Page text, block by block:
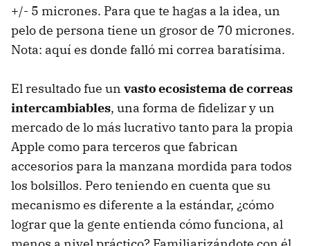
+/- 5 micrones. Para que te hagas a la idea, un
pelo de persona tiene un grosor de 70 micrones.
Nota: aquí es donde falló mi correa baratísima.
El resultado fue un vasto ecosistema de correas
intercambiables, una forma de fidelizar y un
mercado de lo más lucrativo tanto para la propia
Apple como para terceros que fabrican
accesorios para la manzana mordida para todos
los bolsillos. Pero teniendo en cuenta que su
mecanismo es diferente a la estándar, ¿cómo
lograr que la gente entienda cómo funciona, al